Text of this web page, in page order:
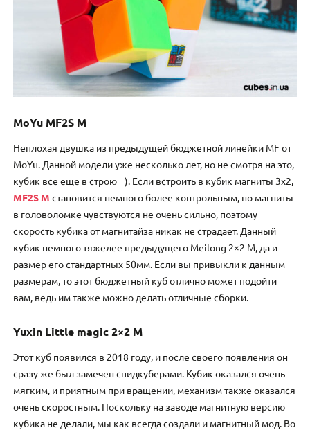
MoYu MF2S M
Неплохая двушка из предыдущей бюджетной линейки MF от
MoYu. Данной модели уже несколько лет, но не смотря на это,
кубик все еще в строю =). Если встроить в кубик магниты 3х2,
MF2S M становится немного более контрольным, но магниты
в головоломке чувствуются не очень сильно, поэтому
скорость кубика от магнитайза никак не страдает. Данный
кубик немного тяжелее предыдущего Meilong 2×2 M, да и
размер его стандартных 50мм. Если вы привыкли к данным
размерам, то этот бюджетный куб отлично может подойти
вам, ведь им также можно делать отличные сборки.
Yuxin Little magic 2×2 M
Этот куб появился в 2018 году, и после своего появления он
сразу же был замечен спидкуберами. Кубик оказался очень
мягким, и приятным при вращении, механизм также оказался
очень скоростным. Поскольку на заводе магнитную версию
кубика не делали, мы как всегда создали и магнитный мод. Во